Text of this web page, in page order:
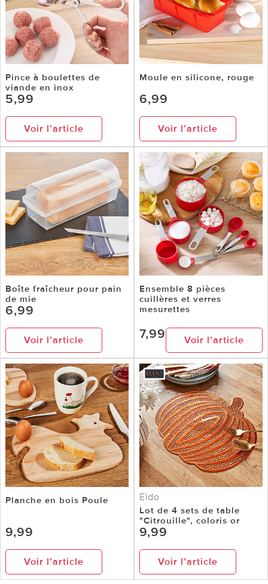
Pince à boulettes de
viande en inox
5,99
Voir l’article
Moule en silicone, rouge
6,99
Voir l’article
Boîte fraîcheur pour pain
de mie
6,99
Voir l’article
Ensemble 8 pièces
cuillères et verres
mesurettes
7,99 Voir l’article
Planche en bois Poule
9,99
Voir l’article
Eldo
Lot de 4 sets de table
"Citrouille", coloris or
9,99
Voir l’article